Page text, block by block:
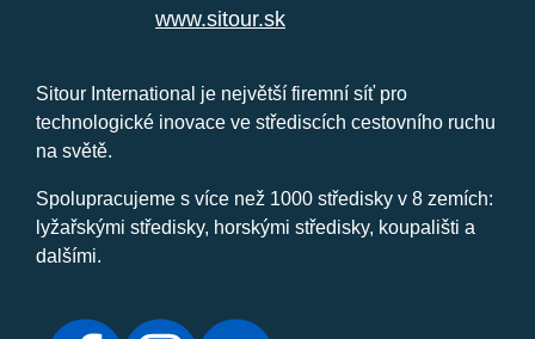
www.sitour.sk
Sitour International je největší firemní síť pro
technologické inovace ve střediscích cestovního ruchu
na světě.
Spolupracujeme s více než 1000 středisky v 8 zemích:
lyžařskými středisky, horskými středisky, koupališti a
dalšími.